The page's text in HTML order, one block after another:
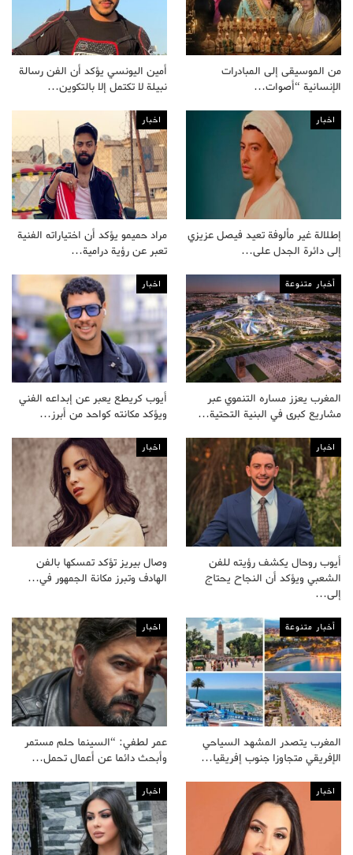
من الموسيقى إلى المبادرات
الإنسانية “أصوات…
أمين اليونسي يؤكد أن الفن رسالة
نبيلة لا تكتمل إلا بالتكوين…
اخبار
إطلالة غير مألوفة تعيد فيصل عزيزي
إلى دائرة الجدل على…
اخبار
مراد حميمو يؤكد أن اختياراته الفنية
تعبر عن رؤية درامية…
أخبار متنوعة
المغرب يعزز مساره التنموي عبر
مشاريع كبرى في البنية التحتية…
اخبار
أيوب كريطع يعبر عن إبداعه الفني
ويؤكد مكانته كواحد من أبرز…
اخبار
أيوب روحال يكشف رؤيته للفن
الشعبي ويؤكد أن النجاح يحتاج
إلى…
اخبار
وصال بيريز تؤكد تمسكها بالفن
الهادف وتبرز مكانة الجمهور في…
أخبار متنوعة
المغرب يتصدر المشهد السياحي
الإفريقي متجاوزا جنوب إفريقيا…
اخبار
عمر لطفي: “السينما حلم مستمر
وأبحث دائما عن أعمال تحمل…
اخبار اخبار